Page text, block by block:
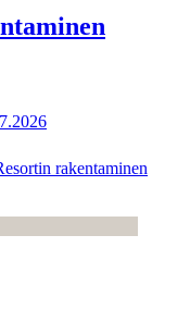
rakentaminen